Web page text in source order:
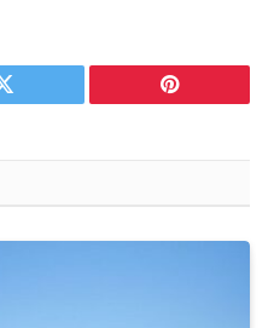
Twitter Pinterest'in